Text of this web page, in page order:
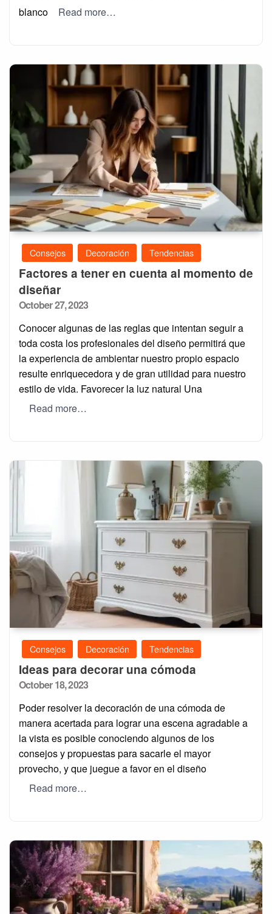
blanco
Read more…
Consejos Decoración Tendencias
Factores a tener en cuenta al momento de
diseñar
Posted
October 27, 2023
Conocer algunas de las reglas que intentan seguir a
toda costa los profesionales del diseño permitirá que
la experiencia de ambientar nuestro propio espacio
resulte enriquecedora y de gran utilidad para nuestro
estilo de vida. Favorecer la luz natural Una
Read more…
Consejos Decoración Tendencias
Ideas para decorar una cómoda
Posted
October 18, 2023
Poder resolver la decoración de una cómoda de
manera acertada para lograr una escena agradable a
la vista es posible conociendo algunos de los
consejos y propuestas para sacarle el mayor
provecho, y que juegue a favor en el diseño
Read more…